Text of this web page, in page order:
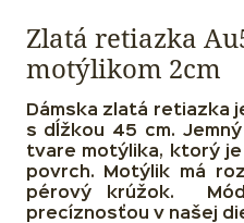
Zlatá retiazka
motýlikom 2cm
Dámska zlatá retiazka
s dĺžkou 45 cm.
tvare motýlika, ktorý
povrch.
Motýlik má
pérový krúžok.
precíznosťou v našej